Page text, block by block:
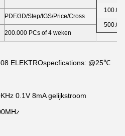
PDF/3D/Step/IGS/Price/Cross
200.000 PCs of 4 weken
ELEKTROspecfications: @25℃
0.1V 8mA gelijkstroom